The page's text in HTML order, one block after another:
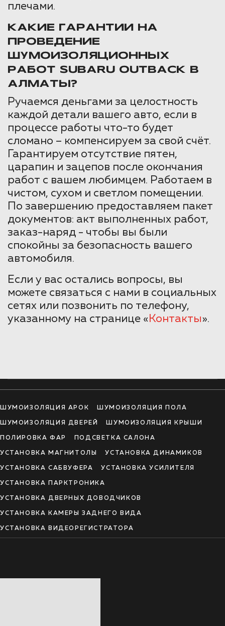
плечами.
КАКИЕ ГАРАНТИИ НА
ПРОВЕДЕНИЕ
ШУМОИЗОЛЯЦИОННЫХ
РАБОТ SUBARU OUTBACK В
АЛМАТЫ?
Ручаемся деньгами за целостность
каждой детали вашего авто, если в
процессе работы что-то будет
сломано – компенсируем за свой счёт.
Гарантируем отсутствие пятен,
царапин и зацепов после окончания
работ с вашем любимцем. Работаем в
чистом, сухом и светлом помещении.
По завершению предоставляем пакет
документов: акт выполненных работ,
заказ-наряд - чтобы вы были
спокойны за безопасность вашего
автомобиля.
Если у вас остались вопросы, вы
можете связаться с нами в социальных
сетях или позвонить по телефону,
указанному на странице «Контакты».
ШУМОИЗОЛЯЦИЯ АРОК ШУМОИЗОЛЯЦИЯ ПОЛА
ШУМОИЗОЛЯЦИЯ ДВЕРЕЙ ШУМОИЗОЛЯЦИЯ КРЫШИ
ПОЛИРОВКА ФАР ПОДСВЕТКА САЛОНА
УСТАНОВКА МАГНИТОЛЫ УСТАНОВКА ДИНАМИКОВ
УСТАНОВКА САБВУФЕРА УСТАНОВКА УСИЛИТЕЛЯ
УСТАНОВКА ПАРКТРОНИКА
УСТАНОВКА ДВЕРНЫХ ДОВОДЧИКОВ
УСТАНОВКА КАМЕРЫ ЗАДНЕГО ВИДА
УСТАНОВКА ВИДЕОРЕГИСТРАТОРА